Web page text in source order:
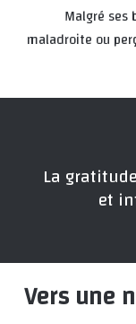
Malgré
maladroite ou
La
et
Vers une